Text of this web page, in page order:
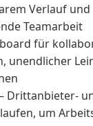
Verlauf
Teamarbeit
für
unendlicher
Drittanbieter-
um